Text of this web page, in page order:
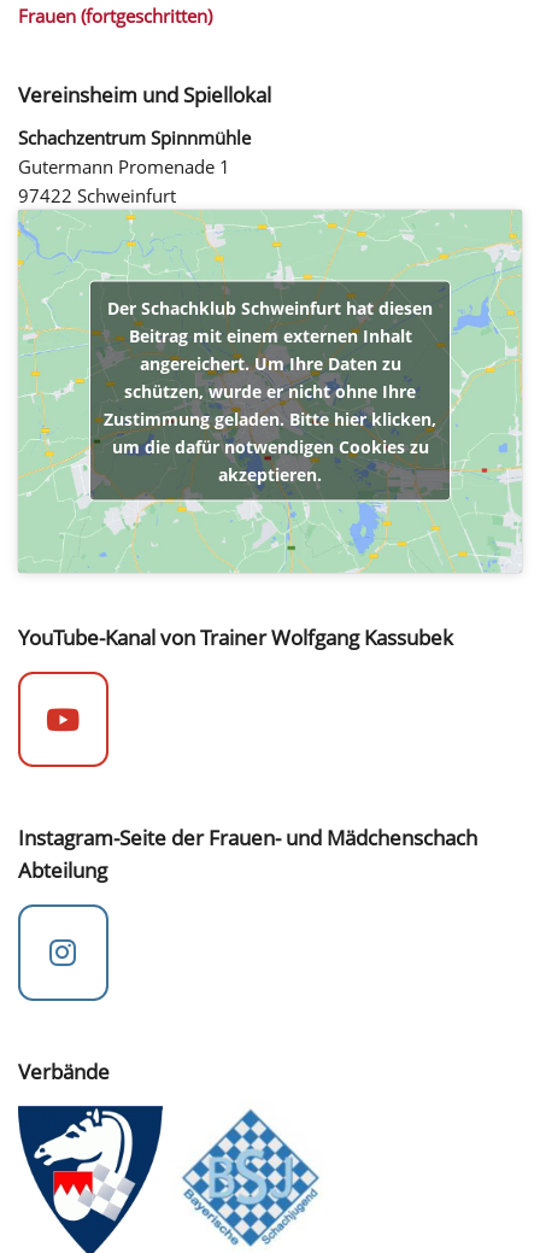
Frauen (fortgeschritten)
Vereinsheim und Spiellokal
Schachzentrum Spinnmühle
Gutermann Promenade 1
97422 Schweinfurt
Der Schachklub Schweinfurt hat diesen
Beitrag mit einem externen Inhalt
angereichert. Um Ihre Daten zu
schützen, wurde er nicht ohne Ihre
Zustimmung geladen. Bitte hier klicken,
um die dafür notwendigen Cookies zu
akzeptieren.
YouTube-Kanal von Trainer Wolfgang Kassubek
Instagram-Seite der Frauen- und Mädchenschach
Abteilung
Verbände